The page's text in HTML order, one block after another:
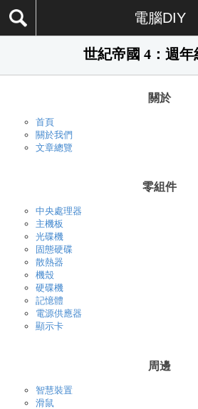
電腦DIY
世紀帝國 4：週年
關於
首頁
關於我們
文章總覽
零組件
中央處理器
主機板
光碟機
固態硬碟
散熱器
機殼
硬碟機
記憶體
電源供應器
顯示卡
周邊
智慧裝置
滑鼠